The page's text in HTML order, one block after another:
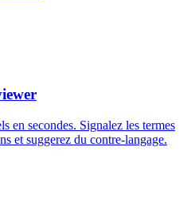
en secondes. Signalez les termes
et suggerez du contre-langage.